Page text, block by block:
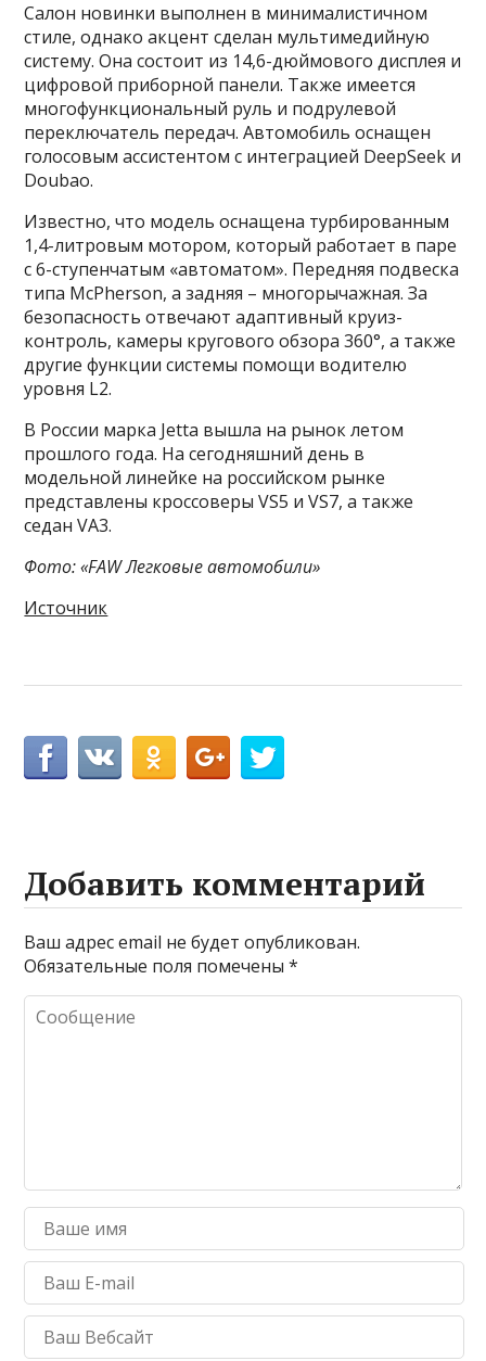
Салон новинки выполнен в минималистичном
стиле, однако акцент сделан мультимедийную
систему. Она состоит из 14,6-дюймового дисплея и
цифровой приборной панели. Также имеется
многофункциональный руль и подрулевой
переключатель передач. Автомобиль оснащен
голосовым ассистентом с интеграцией DeepSeek и
Doubao.
Известно, что модель оснащена турбированным
1,4-литровым мотором, который работает в паре
с 6-ступенчатым «автоматом». Передняя подвеска
типа McPherson, а задняя – многорычажная. За
безопасность отвечают адаптивный круиз-
контроль, камеры кругового обзора 360°, а также
другие функции системы помощи водителю
уровня L2.
В России марка Jetta вышла на рынок летом
прошлого года. На сегодняшний день в
модельной линейке на российском рынке
представлены кроссоверы VS5 и VS7, а также
седан VA3.
Фото: «FAW Легковые автомобили»
Источник
Добавить комментарий
Ваш адрес email не будет опубликован.
Обязательные поля помечены*